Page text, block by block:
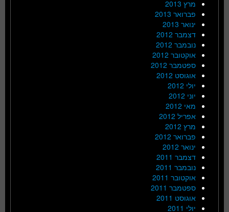
מרץ 2013
פברואר 2013
ינואר 2013
דצמבר 2012
נובמבר 2012
אוקטובר 2012
ספטמבר 2012
אוגוסט 2012
יולי 2012
יוני 2012
מאי 2012
אפריל 2012
מרץ 2012
פברואר 2012
ינואר 2012
דצמבר 2011
נובמבר 2011
אוקטובר 2011
ספטמבר 2011
אוגוסט 2011
יולי 2011